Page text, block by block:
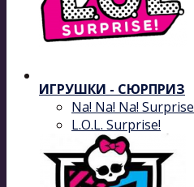
ИГРУШКИ - СЮРПРИЗ
Na! Na! Na! Surprise
L.O.L. Surprise!